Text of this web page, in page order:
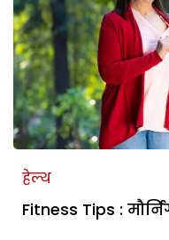
हेल्थ
Fitness Tips :